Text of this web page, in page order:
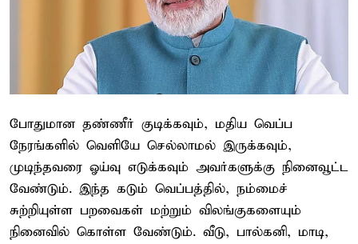
போதுமான தண்ணீர் குடிக்கவும், மதிய வெப்ப
நேரங்களில் வெளியே செல்லாமல் இருக்கவும்,
முடிந்தவரை ஓய்வு எடுக்கவும் அவர்களுக்கு நினைவூட்ட
வேண்டும். இந்த கடும் வெப்பத்தில், நம்மைச்
சுற்றியுள்ள பறவைகள் மற்றும் விலங்குகளையும்
நினைவில் கொள்ள வேண்டும். வீடு, பால்கனி, மாடி,